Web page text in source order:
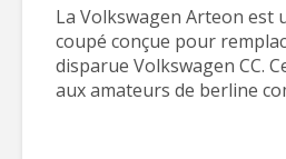
La Volkswagen Arteon est
coupé conçue pour
disparue Volkswagen CC.
aux amateurs de berline